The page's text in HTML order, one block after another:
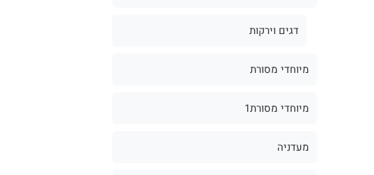
דגים וירקות
מיוחדי מסורת
מיוחדי מסורת1
מעדניה